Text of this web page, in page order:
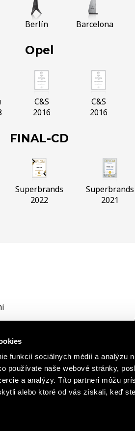
funkcií sociálnych médií a analýzu
používate naše webové stránky,
a analýzy. Títo partneri môžu
alebo ktoré od vás získali, keď
Berlín Barcelona
Opel
C&S
2016
C&S
2016
FINAL-CD
Superbrands
2022
Superbrands
2021
predchádzajúceho písomného súhlasu spoločností FINAL - CD